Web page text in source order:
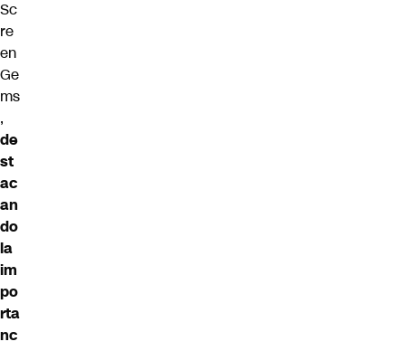
Sc
re
en
Ge
ms
,
de
st
ac
an
do
la
im
po
rta
nc